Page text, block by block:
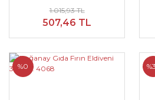
1.015,93 TL
507,46 TL
%0